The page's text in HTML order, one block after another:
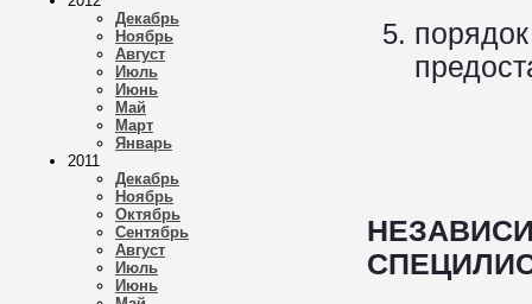
Декабрь
Ноябрь
Август
Июль
Июнь
Май
Март
Январь
2011
Декабрь
Ноябрь
Октябрь
Сентябрь
Август
Июль
Июнь